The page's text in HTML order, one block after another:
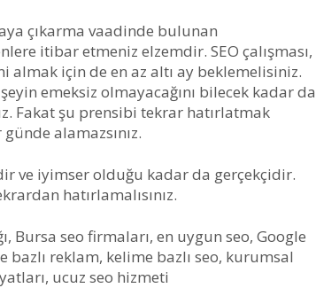
çıkarma vaadinde bulunan
itibar etmeniz elzemdir. SEO çalışması,
almak için de en az altı ay beklemelisiniz.
emeksiz olmayacağını bilecek kadar da
Fakat şu prensibi tekrar hatırlatmak
alamazsınız.
ve iyimser olduğu kadar da gerçekçidir.
hatırlamalısınız.
Bursa seo firmaları, en uygun seo, Google
bazlı reklam, kelime bazlı seo, kurumsal
ucuz seo hizmeti